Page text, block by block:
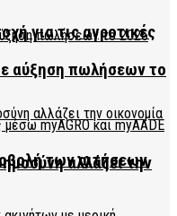
για τις αγροτικές
αλλάζει την
αύξηση πωλήσεων το
των αιτήσεων